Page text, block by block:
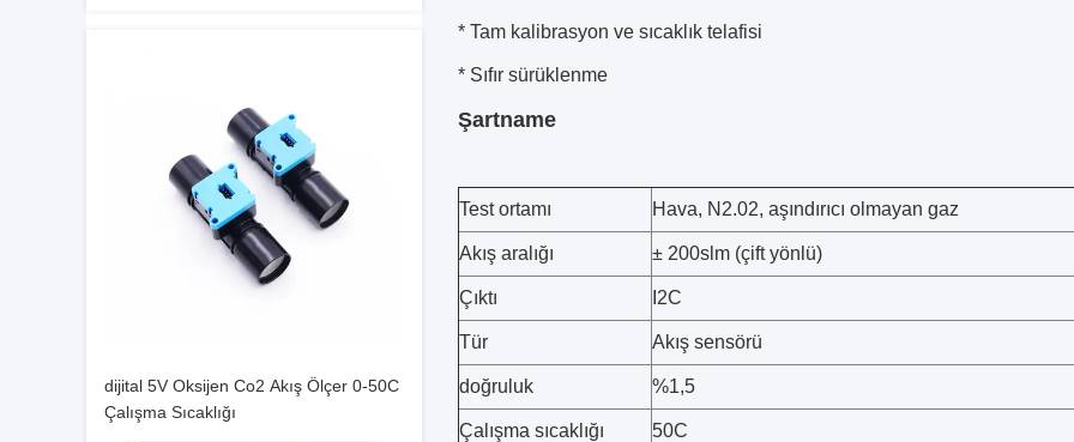
dijital 5V Oksijen Co2 Akış Ölçer 0-50C
Çalışma Sıcaklığı
* Tam kalibrasyon ve sıcaklık telafisi
* Sıfır sürüklenme
Şartname
Test ortamı Hava, N2.02, aşındırıcı olmayan gaz
Akış aralığı ± 200slm (çift yönlü)
Çıktı I2C
Tür Akış sensörü
doğruluk %1,5
Çalışma sıcaklığı 50C